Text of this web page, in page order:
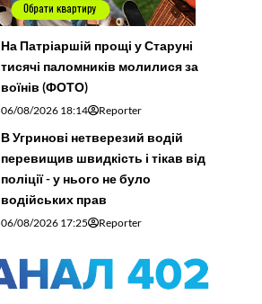
На Патріаршій прощі у Старуні
тисячі паломників молилися за
воїнів (ФОТО)
06/08/2026 18:14 Reporter
В Угринові нетверезий водій
перевищив швидкість і тікав від
поліції - у нього не було
водійських прав
06/08/2026 17:25 Reporter